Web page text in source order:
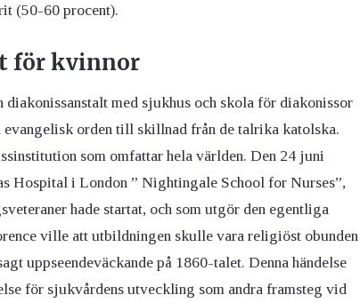
(50-60 procent).
för kvinnor
med sjukhus och skola för diakonissor
orden till skillnad från de talrika katolska.
som omfattar hela världen. Den 24 juni
Hospital i London ” Nightingale School for Nurses”,
hade startat, och som utgör den egentliga
ville att utbildningen skulle vara religiöst obunden
uppseendeväckande på 1860-talet. Denna händelse
för sjukvårdens utveckling som andra framsteg vid